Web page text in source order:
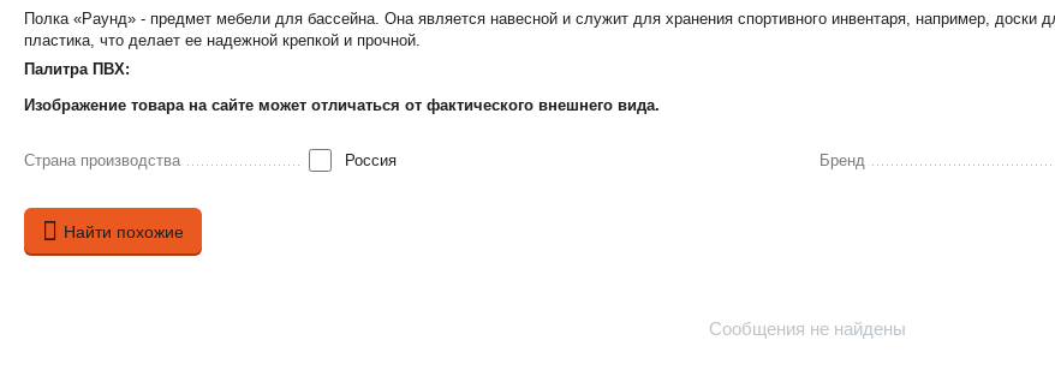
Полка «Раунд» - предмет мебели для бассейна. Она является навесной и служит для хранения спортивного инвентаря, например, доски
пластика, что делает ее надежной крепкой и прочной.
Палитра ПВХ:
Изображение товара на сайте может отличаться от фактического внешнего вида.
Страна производства Россия Бренд
Найти похожие
Сообщения не найдены